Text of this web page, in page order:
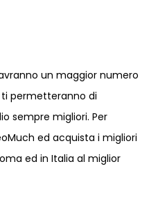
un maggior numero
permetteranno di
sempre migliori. Per
ed acquista i migliori
ed in Italia al miglior